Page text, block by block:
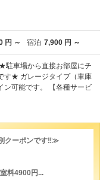
円 ～ 宿泊 7,900 円 ～
駐車場から直接お部屋にチ
す★ ガレージタイプ（車庫
ン可能です。 【各種サービ
クーポンです‼≫
料4900円...